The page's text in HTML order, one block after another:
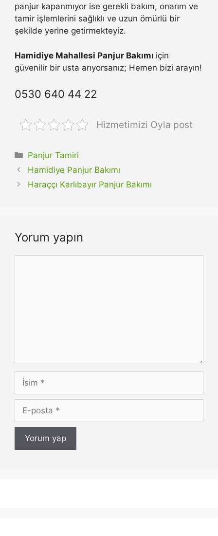
panjur kapanmıyor ise gerekli bakım, onarım ve
tamir işlemlerini sağlıklı ve uzun ömürlü bir
şekilde yerine getirmekteyiz.
Hamidiye Mahallesi Panjur Bakımı için
güvenilir bir usta arıyorsanız; Hemen bizi arayın!
0530 640 44 22
Hizmetimizi Oyla post
Kategoriler
Panjur Tamiri
Hamidiye Panjur Bakımı
Haraççı Karlıbayır Panjur Bakımı
Yorum yapın
İsim
posta